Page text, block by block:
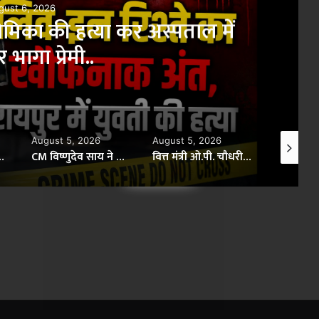
6, 2026
की हत्या कर अस्पताल में
प्रेमी..
तहसीलदारों के तबादले..
August 5, 2026
CM विष्णुदेव साय ने अपनी माँ के नाम पर लगाया पीपल का पौधा, वन महोत्सव-2026 का हुआ शुभारंभ..
August 5, 2026
वित्त मंत्री ओ.पी. चौधरी ने किया सम्मानित, 13,912 आवेदनों के सफल निराकरण से बनाया रिकॉर्ड..
×